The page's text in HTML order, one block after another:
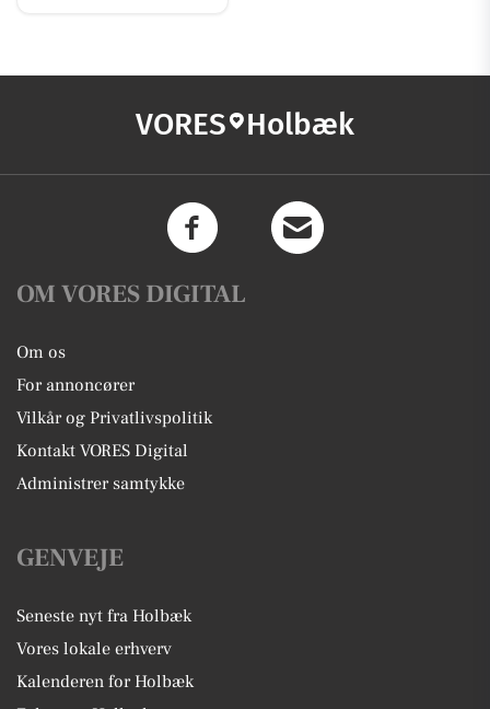
VORES Holbæk
OM VORES DIGITAL
Om os
For annoncører
Vilkår og Privatlivspolitik
Kontakt VORES Digital
Administrer samtykke
GENVEJE
Seneste nyt fra Holbæk
Vores lokale erhverv
Kalenderen for Holbæk